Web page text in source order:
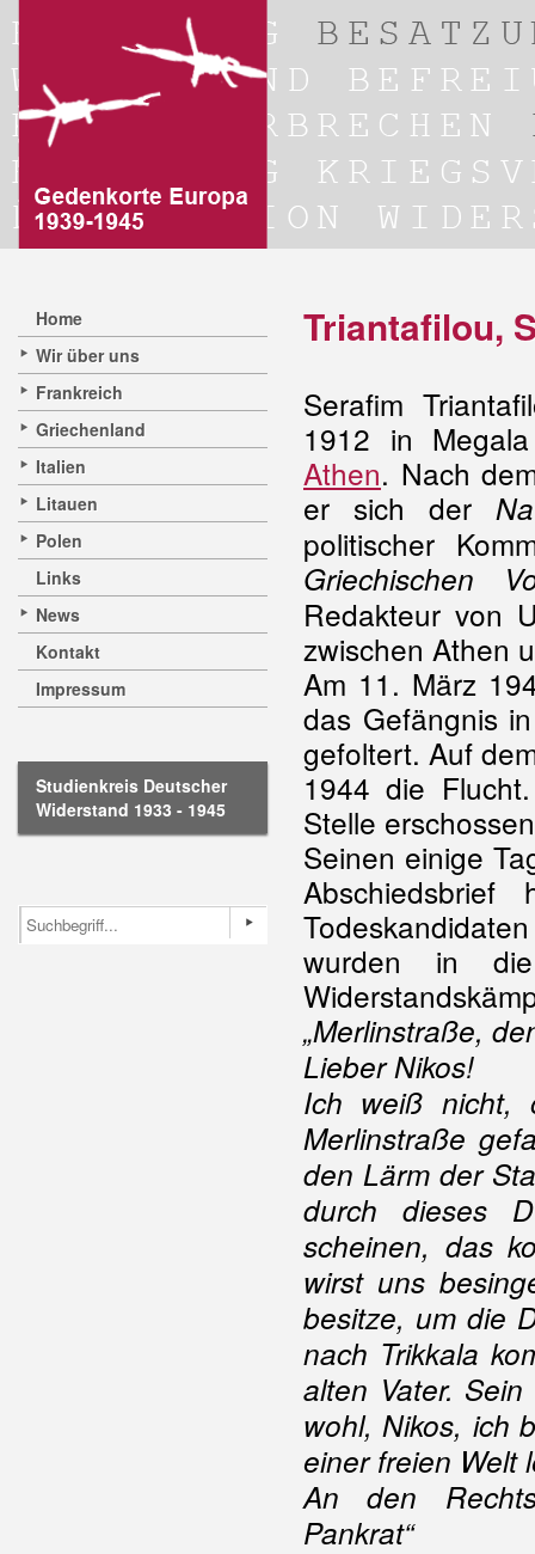
Home
Wir über uns
Frankreich
Griechenland
Italien
Litauen
Polen
Links
News
Kontakt
Impressum
Studienkreis Deutscher
Widerstand 1933 - 1945
Triantafilou,
Serafim
1912 in
Athen. Nach
er sich der
politischer
Griechischen
Redakteur von
zwischen Athen
Am 11. März
das Gefängnis
gefoltert. Auf
1944 die
Stelle
Seinen einige
wurden in die
„Merlinstraße,
Lieber Nikos!
Ich weiß nicht,
Merlinstraße
den Lärm der
durch dieses
scheinen, das
wirst uns
besitze, um die
nach Trikkala
alten Vater.
wohl, Nikos, ich
einer freien Welt
An den
Pankrat“